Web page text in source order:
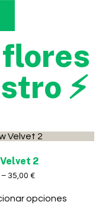
flores
⚡
2
– 35,00 €
opciones